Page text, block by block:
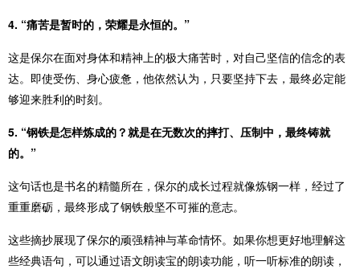
4. “痛苦是暂时的，荣耀是永恒的。”
这是保尔在面对身体和精神上的极大痛苦时，对自己坚信的信念的表
达。即使受伤、身心疲惫，他依然认为，只要坚持下去，最终必定能
够迎来胜利的时刻。
5. “钢铁是怎样炼成的？就是在无数次的摔打、压制中，最终铸就
的。”
这句话也是书名的精髓所在，保尔的成长过程就像炼钢一样，经过了
重重磨砺，最终形成了钢铁般坚不可摧的意志。
这些摘抄展现了保尔的顽强精神与革命情怀。如果你想更好地理解这
些经典语句，可以通过语文朗读宝的朗读功能，听一听标准的朗读，